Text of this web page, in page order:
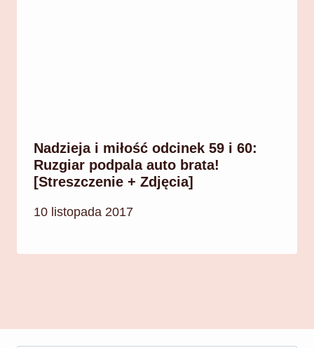
Nadzieja i miłość odcinek 59 i 60:
Ruzgiar podpala auto brata!
[Streszczenie + Zdjęcia]
10 listopada 2017